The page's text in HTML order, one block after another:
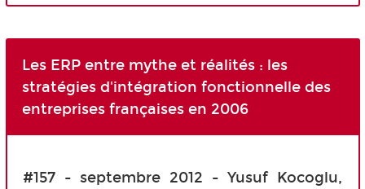
Les ERP entre mythe et réalités : les
stratégies d'intégration fonctionnelle des
entreprises françaises en 2006
#157 - septembre 2012 - Yusuf Kocoglu,